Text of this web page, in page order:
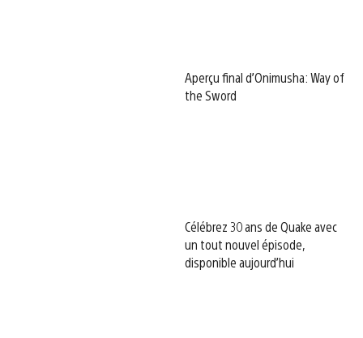
Aperçu final d’Onimusha: Way of
the Sword
Célébrez 30 ans de Quake avec
un tout nouvel épisode,
disponible aujourd’hui